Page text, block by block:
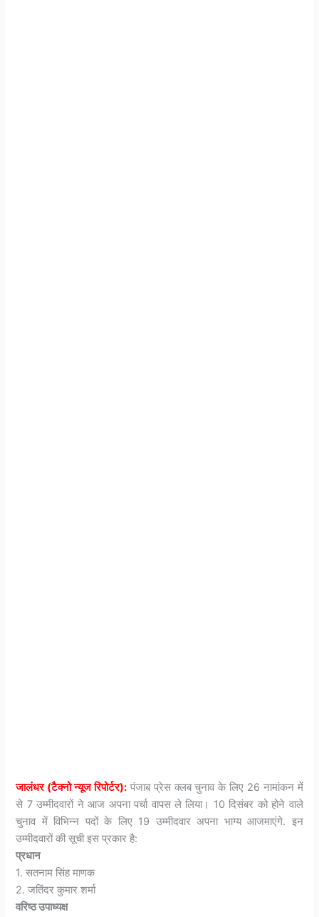
जालंधर (टैक्नो न्यूज रिपोर्टर):पंजाब प्रेस क्लब चुनाव के लिए 26 नामांकन में
से 7 उम्मीदवारों ने आज अपना पर्चा वापस ले लिया। 10 दिसंबर को होने वाले
चुनाव में विभिन्न पदों के लिए 19 उम्मीदवार अपना भाग्य आजमाएंगे. इन
उम्मीदवारों की सूची इस प्रकार है:
प्रधान
1. सतनाम सिंह माणक
2. जतिंदर कुमार शर्मा
वरिष्ठ उपाध्यक्ष